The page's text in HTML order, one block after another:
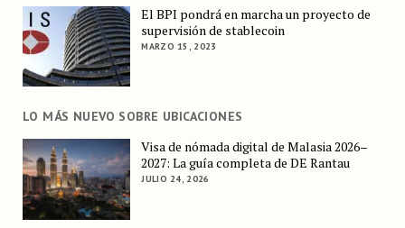
El BPI pondrá en marcha un proyecto de
supervisión de stablecoin
MARZO 15, 2023
LO MÁS NUEVO SOBRE UBICACIONES
Visa de nómada digital de Malasia 2026–
2027: La guía completa de DE Rantau
JULIO 24, 2026